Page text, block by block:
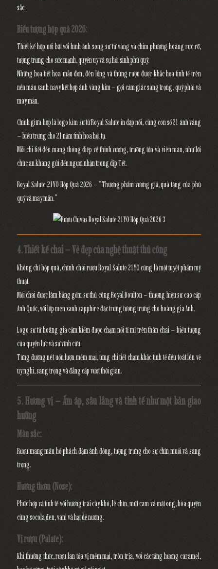
sắc.
Biểu tượng hộp quà 2026:
Thiết kế hộp nổi bật vớihình ảnh song sư tử vàng và chim phượng hoàng rực rỡ,
tượng trưng chosức mạnh, quyền uy và sự hồi sinh phú quý.
Những họa tiết hoa mẫu đơn, đèn lồng và thùng rượu được khắc họa tinh tế trên
nềnmàu xanh navy kết hợp ánh vàng kim – gợi cảm giácsang trọng, quý phái và
may mắn.
Chính giữa hộp làlogo kim sư tử Royal Salutein dập nổi, cùng con số21 ánh vàng
– biểu trưng cho21 năm tinh hoa hội tụ.
Mỗi chi tiết đều mang thông điệp vềthịnh vượng, trường tồn và viên mãn, như lời
chúc an khang gửi đến người nhận trong dịp Tết.
Royal Salute 21YO Hộp Quà 2026 – “Thượng phẩm vương giả, quà tặng của phú
quý và may mắn.”
4. Thiết kế chai – Vẻ đẹp của nghệ thuật thủ công
Không chỉ hộp quà,chính chai rượu Royal Salute 21YOcũng là một tuyệt phẩm mỹ
thuật.
Mỗi chai được làm bằnggốm sứ thủ công Royal Doulton – thương hiệu sứ cao cấp
Anh Quốc, với lớp men xanh sapphire đặc trưng tượng trưng chohoàng gia Anh.
Logo sư tử hoàng gia cầm kiếmđược chạm nổi tỉ mỉ trên thân chai – biểu tượng
của quyền lực và sự vĩnh cửu.
Từng đường nét uốn lượn mềm mại, từng chi tiết chạm khắc tinh tế đều toát lênvẻ
uy nghi, sang trọng và đẳng cấp vượt thời gian.
5. Hương vị – Ấm áp, sâu lắng và tinh tế như một bản giao
hưởng
Màu sắc:
Rượu mang màuhổ phách đậm ánh đồng, tượng trưng cho sự chín muồi và sang
trọng.
Hương thơm (Nose):
Phức hợp và tinh tế vớihương trái cây khô, lê chín, mứt cam và mật ong, hòa quyện
cùngsocola đen, vani và hạt dẻ nướng.
Vị rượu (Palate):
Khi thưởng thức, rượu lan tỏa vịmềm mại, tròn trịa, với các tầng hươngcaramel,